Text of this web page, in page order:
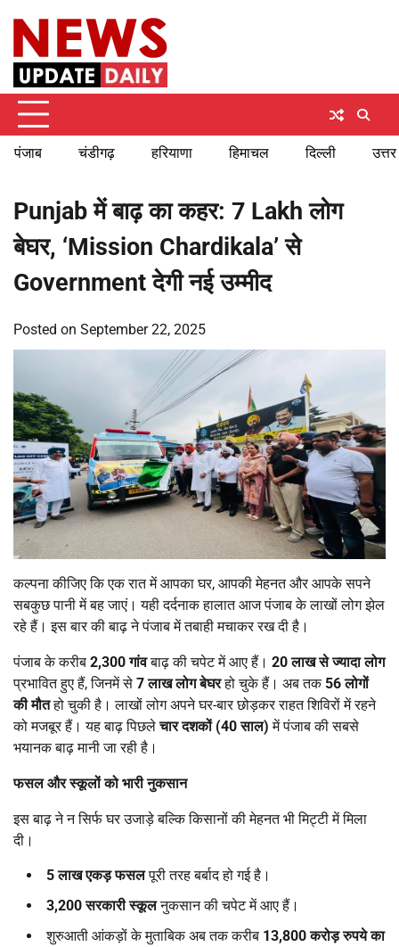
content
पंजाब चंडीगढ़ हरियाणा हिमाचल दिल्ली
Punjab में बाढ़ का कहर: 7 Lakh लोग
बेघर, ‘Mission Chardikala’ से
Government देगी नई उम्मीद
Posted on September 22, 2025
कल्पना कीजिए कि एक रात में आपका घर, आपकी मेहनत और आपके सपने
सबकुछ पानी में बह जाएं। यही दर्दनाक हालात आज पंजाब के लाखों लोग झेल
रहे हैं। इस बार की बाढ़ ने पंजाब में तबाही मचाकर रख दी है।
पंजाब के करीब 2,300गांवबाढ़ की चपेट में आए हैं। 20लाख से ज्यादा लोग
प्रभावित हुए हैं, जिनमें से 7लाख लोग बेघरहो चुके हैं। अब तक56लोगों
की मौतहो चुकी है। लाखों लोग अपने घर-बार छोड़कर राहत शिविरों में रहने
को मजबूर हैं। यह बाढ़ पिछलेचार दशकों (40साल) में पंजाब की सबसे
भयानक बाढ़ मानी जा रही है।
फसल और स्कूलों को भारी नुकसान
इस बाढ़ ने न सिर्फ घर उजाड़े बल्कि किसानों की मेहनत भी मिट्टी में मिला
दी।
5लाख एकड़ फसलपूरी तरह बर्बाद हो गई है।
3,200सरकारी स्कूलनुकसान की चपेट में आए हैं।
शुरुआती आंकड़ों के मुताबिक अब तक करीब 13,800करोड़ रुपये का